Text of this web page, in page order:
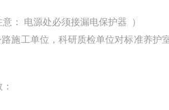
： 电源处必须接漏电保护器 ）
施工单位，科研质检单位对标准养